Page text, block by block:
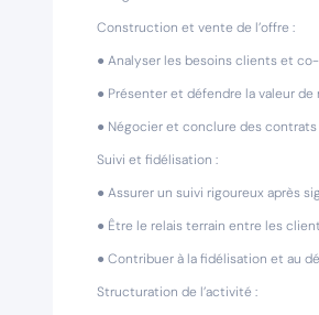
Construction et vente de l’offre :
● Analyser les besoins clients et
● Présenter et défendre la valeur
● Négocier et conclure des
Suivi et fidélisation :
● Assurer un suivi rigoureux après
● Être le relais terrain entre les
● Contribuer à la fidélisation et au
Structuration de l’activité :